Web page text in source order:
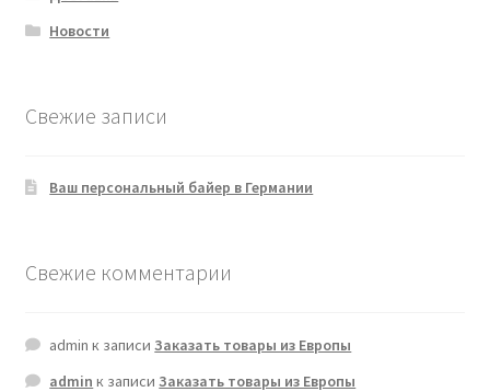
Новости
Свежие записи
Ваш персональный байер в Германии
Свежие комментарии
admin к записиЗаказать товары из Европы
admin к записиЗаказать товары из Европы